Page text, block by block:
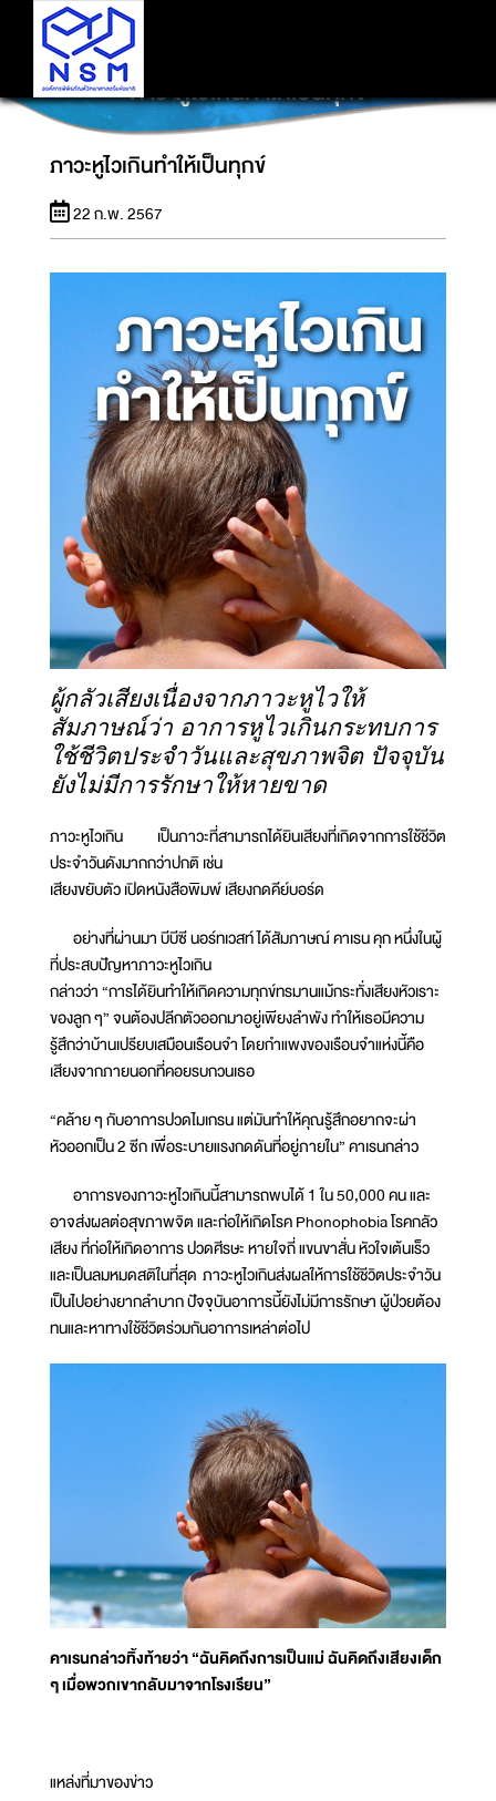
ภาวะหูไวเกินทำให้เป็นทุกข์
ภาวะหูไวเกินทำให้เป็นทุกข์
22 ก.พ. 2567
ผู้กลัวเสียงเนื่องจากภาวะหูไวให้
สัมภาษณ์ว่า อาการหูไวเกินกระทบการ
ใช้ชีวิตประจำวันและสุขภาพจิต ปัจจุบัน
ยังไม่มีการรักษาให้หายขาด
ภาวะหูไวเกิน เป็นภาวะที่สามารถได้ยินเสียงที่เกิดจากการใช้ชีวิต
ประจำวันดังมากกว่าปกติ เช่น
เสียงขยับตัว เปิดหนังสือพิมพ์ เสียงกดคีย์บอร์ด
อย่างที่ผ่านมา บีบีซี นอร์ทเวสท์ ได้สัมภาษณ์ คาเรน คุก หนึ่งในผู้
ที่ประสบปัญหาภาวะหูไวเกิน
กล่าวว่า “การได้ยินทำให้เกิดความทุกข์ทรมานแม้กระทั่งเสียงหัวเราะ
ของลูก ๆ” จนต้องปลีกตัวออกมาอยู่เพียงลำพัง ทำให้เธอมีความ
รู้สึกว่าบ้านเปรียบเสมือนเรือนจำ โดยกำแพงของเรือนจำแห่งนี้คือ
เสียงจากภายนอกที่คอยรบกวนเธอ
“คล้าย ๆ กับอาการปวดไมเกรน แต่มันทำให้คุณรู้สึกอยากจะผ่า
หัวออกเป็น 2 ซีก เพื่อระบายแรงกดดันที่อยู่ภายใน” คาเรนกล่าว
อาการของภาวะหูไวเกินนี้สามารถพบได้ 1 ใน 50,000 คน และ
อาจส่งผลต่อสุขภาพจิต และก่อให้เกิดโรค Phonophobia โรคกลัว
เสียง ที่ก่อให้เกิดอาการ ปวดศีรษะ หายใจถี่ แขนขาสั่น หัวใจเต้นเร็ว
และเป็นลมหมดสติในที่สุด ภาวะหูไวเกินส่งผลให้การใช้ชีวิตประจำวัน
เป็นไปอย่างยากลำบาก ปัจจุบันอาการนี้ยังไม่มีการรักษา ผู้ป่วยต้อง
ทนและหาทางใช้ชีวิตร่วมกันอาการเหล่าต่อไป
คาเรนกล่าวทิ้งท้ายว่า “ฉันคิดถึงการเป็นแม่ ฉันคิดถึงเสียงเด็ก
ๆ เมื่อพวกเขากลับมาจากโรงเรียน”
แหล่งที่มาของข่าว